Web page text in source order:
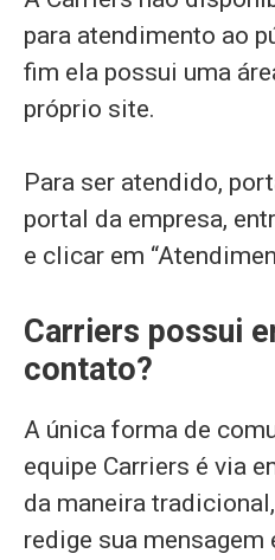
para atendimento ao
fim ela possui uma
próprio site.
Para ser atendido,
portal da empresa,
e clicar em
Carriers possui
contato?
A única forma de
equipe Carriers é via
da maneira
redige sua mensagem